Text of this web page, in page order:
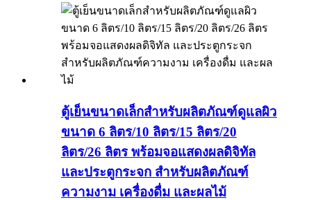
ตู้เย็นขนาดเล็กสำหรับผลิตภัณฑ์ดูแลผิว
ขนาด 6 ลิตร/10 ลิตร/15 ลิตร/20
ลิตร/26 ลิตร พร้อมจอแสดงผลดิจิทัล
และประตูกระจก สำหรับผลิตภัณฑ์
ความงาม เครื่องดื่ม และผลไม้